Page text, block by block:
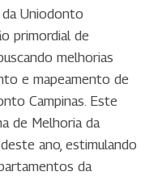
Uniodonto
primordial de
melhorias
e mapeamento de
Campinas. Este
de Melhoria da
ano, estimulando
da